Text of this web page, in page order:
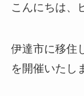
こんにちは、
伊達市に移住
を開催いたし